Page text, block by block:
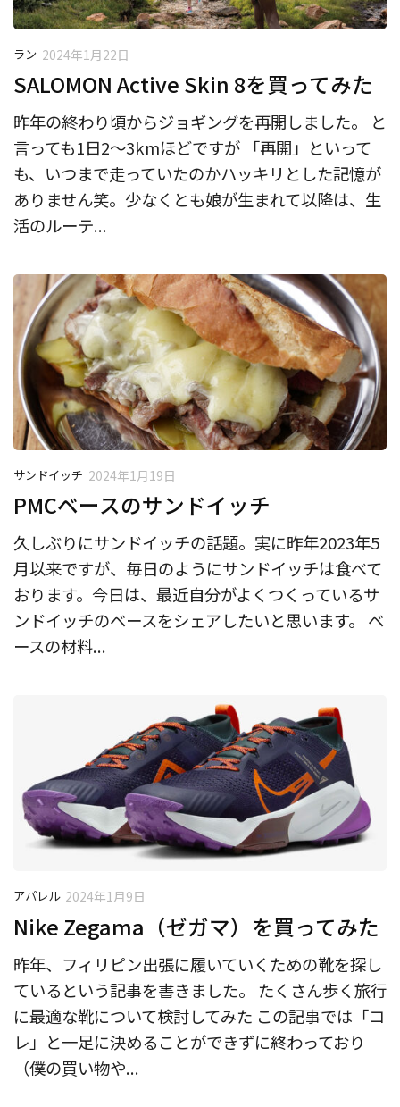
ラン 2024年1月22日
SALOMON Active Skin 8を買ってみた
昨年の終わり頃からジョギングを再開しました。 と
言っても1日2〜3kmほどですが 「再開」といって
も、いつまで走っていたのかハッキリとした記憶が
ありません笑。少なくとも娘が生まれて以降は、生
活のルーテ...
サンドイッチ 2024年1月19日
PMCベースのサンドイッチ
久しぶりにサンドイッチの話題。実に昨年2023年5
月以来ですが、毎日のようにサンドイッチは食べて
おります。今日は、最近自分がよくつくっているサ
ンドイッチのベースをシェアしたいと思います。 ベ
ースの材料...
アパレル 2024年1月9日
Nike Zegama（ゼガマ）を買ってみた
昨年、フィリピン出張に履いていくための靴を探し
ているという記事を書きました。 たくさん歩く旅行
に最適な靴について検討してみた この記事では「コ
レ」と一足に決めることができずに終わっており
（僕の買い物や...